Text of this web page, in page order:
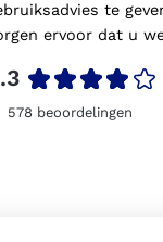
te
ervoor dat u
578 beoordelingen